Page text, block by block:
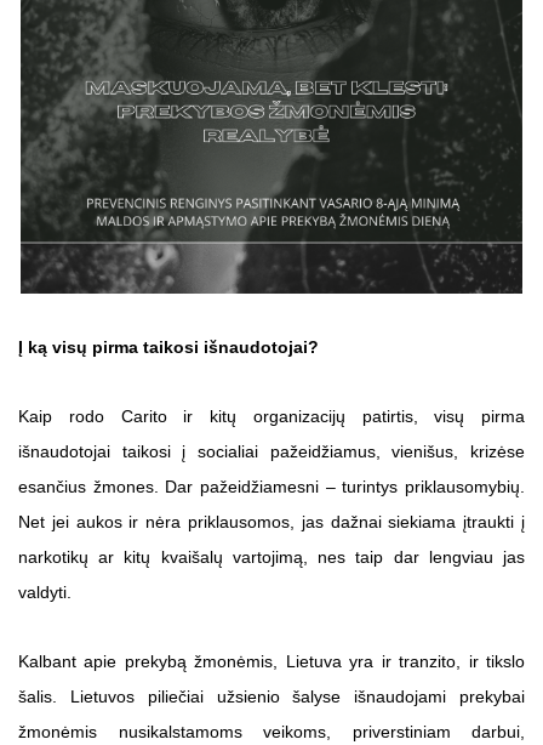
Į ką visų pirma taikosi išnaudotojai?
Kaip rodo Carito ir kitų organizacijų patirtis, visų pirma
išnaudotojai taikosi į socialiai pažeidžiamus, vienišus, krizėse
esančius žmones. Dar pažeidžiamesni – turintys priklausomybių.
Net jei aukos ir nėra priklausomos, jas dažnai siekiama įtraukti į
narkotikų ar kitų kvaišalų vartojimą, nes taip dar lengviau jas
valdyti.
Kalbant apie prekybą žmonėmis, Lietuva yra ir tranzito, ir tikslo
šalis. Lietuvos piliečiai užsienio šalyse išnaudojami prekybai
žmonėmis nusikalstamoms veikoms, priverstiniam darbui,